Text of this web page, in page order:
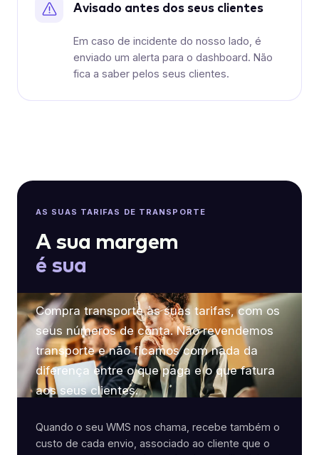
Avisado antes dos seus clientes
Em caso de incidente do nosso lado, é
enviado um alerta para o dashboard. Não
fica a saber pelos seus clientes.
AS SUAS TARIFAS DE TRANSPORTE
A sua margem
é sua
Compra transporte às suas tarifas, com os
seus números de conta. Não revendemos
transporte e não ficamos com nada da
diferença entre o que paga e o que fatura
aos seus clientes.
Quando o seu WMS nos chama, recebe também o
custo de cada envio, associado ao cliente que o